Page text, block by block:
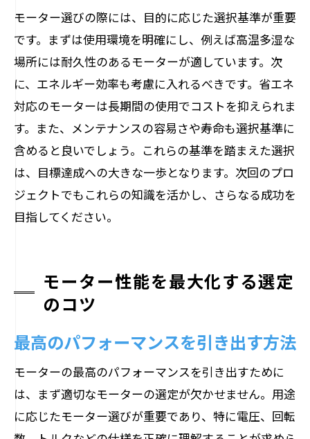
モーター選びの際には、目的に応じた選択基準が重要
です。まずは使用環境を明確にし、例えば高温多湿な
場所には耐久性のあるモーターが適しています。次
に、エネルギー効率も考慮に入れるべきです。省エネ
対応のモーターは長期間の使用でコストを抑えられま
す。また、メンテナンスの容易さや寿命も選択基準に
含めると良いでしょう。これらの基準を踏まえた選択
は、目標達成への大きな一歩となります。次回のプロ
ジェクトでもこれらの知識を活かし、さらなる成功を
目指してください。
モーター性能を最大化する選定
のコツ
最高のパフォーマンスを引き出す方法
モーターの最高のパフォーマンスを引き出すために
は、まず適切なモーターの選定が欠かせません。用途
に応じたモーター選びが重要であり、特に電圧、回転